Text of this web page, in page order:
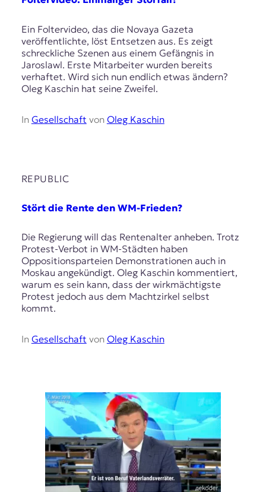
Ein Foltervideo, das die Novaya Gazeta
veröffentlichte, löst Entsetzen aus. Es zeigt
schreckliche Szenen aus einem Gefängnis in
Jaroslawl. Erste Mitarbeiter wurden bereits
verhaftet. Wird sich nun endlich etwas ändern?
Oleg Kaschin hat seine Zweifel.
In Gesellschaft von Oleg Kaschin
REPUBLIC
Stört die Rente den WM-Frieden?
Die Regierung will das Rentenalter anheben. Trotz
Protest-Verbot in WM-Städten haben
Oppositionsparteien Demonstrationen auch in
Moskau angekündigt. Oleg Kaschin kommentiert,
warum es sein kann, dass der wirkmächtigste
Protest jedoch aus dem Machtzirkel selbst
kommt.
In Gesellschaft von Oleg Kaschin